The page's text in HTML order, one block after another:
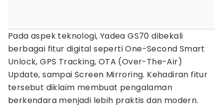
Pada aspek teknologi, Yadea GS70 dibekali
berbagai fitur digital seperti One-Second Smart
Unlock, GPS Tracking, OTA (Over-The-Air)
Update, sampai Screen Mirroring. Kehadiran fitur
tersebut diklaim membuat pengalaman
berkendara menjadi lebih praktis dan modern.